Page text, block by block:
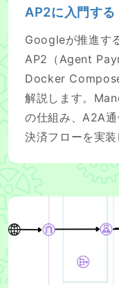
AP2に入門する
Googleが推進す
AP2（Agent
Docker
解説します。
の仕組み、A2A
決済フローを実装
Celery Beat +